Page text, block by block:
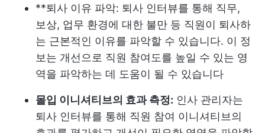
**퇴사 이유 파악: 퇴사 인터뷰를 통해 직무,
보상, 업무 환경에 대한 불만 등 직원이 퇴사하
는 근본적인 이유를 파악할 수 있습니다. 이 정
보는 개선으로 직원 참여도를 높일 수 있는 영
역을 파악하는 데 도움이 될 수 있습니다
몰입 이니셔티브의 효과 측정: 인사 관리자는
퇴사 인터뷰를 통해 직원 참여 이니셔티브의